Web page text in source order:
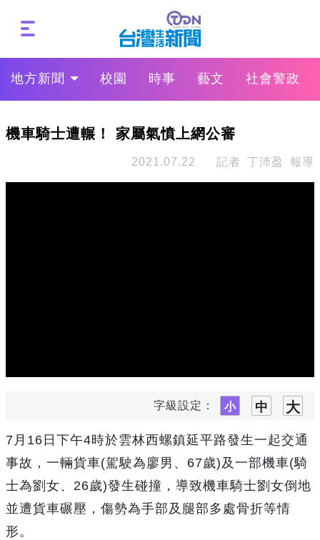
地方新聞 校園 時事 藝文 社會警政
機車騎士遭輾！ 家屬氣憤上網公審
2021.07.22 記者 丁沛盈 報導
字級設定：
7月16日下午4時於雲林西螺鎮延平路發生一起交通
事故，一輛貨車(駕駛為廖男、67歲)及一部機車(騎
士為劉女、26歲)發生碰撞，導致機車騎士劉女倒地
並遭貨車碾壓，傷勢為手部及腿部多處骨折等情
形。